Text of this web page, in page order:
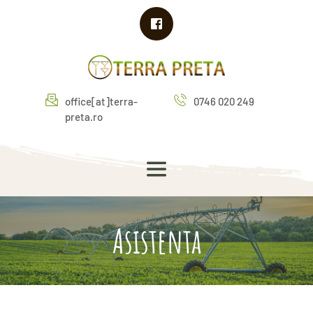
office[at]terra-
preta.ro
0746 020 249
Asistenta